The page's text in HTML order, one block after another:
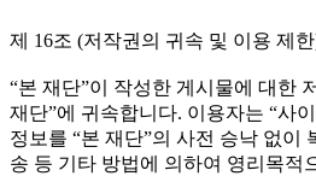
제 16조 (저작권의 귀속 및 이용 제
“본 재단”이 작성한 게시물에 대한
재단”에 귀속합니다. 이용자는 “사
정보를 “본 재단”의 사전 승낙 없이
송 등 기타 방법에 의하여 영리목적